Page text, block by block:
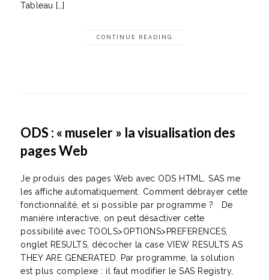
Tableau […]
CONTINUE READING
ODS : « museler » la visualisation des
pages Web
Je produis des pages Web avec ODS HTML. SAS me
les affiche automatiquement. Comment débrayer cette
fonctionnalité, et si possible par programme ? De
manière interactive, on peut désactiver cette
possibilité avec TOOLS>OPTIONS>PREFERENCES,
onglet RESULTS, décocher la case VIEW RESULTS AS
THEY ARE GENERATED. Par programme, la solution
est plus complexe : il faut modifier le SAS Registry,